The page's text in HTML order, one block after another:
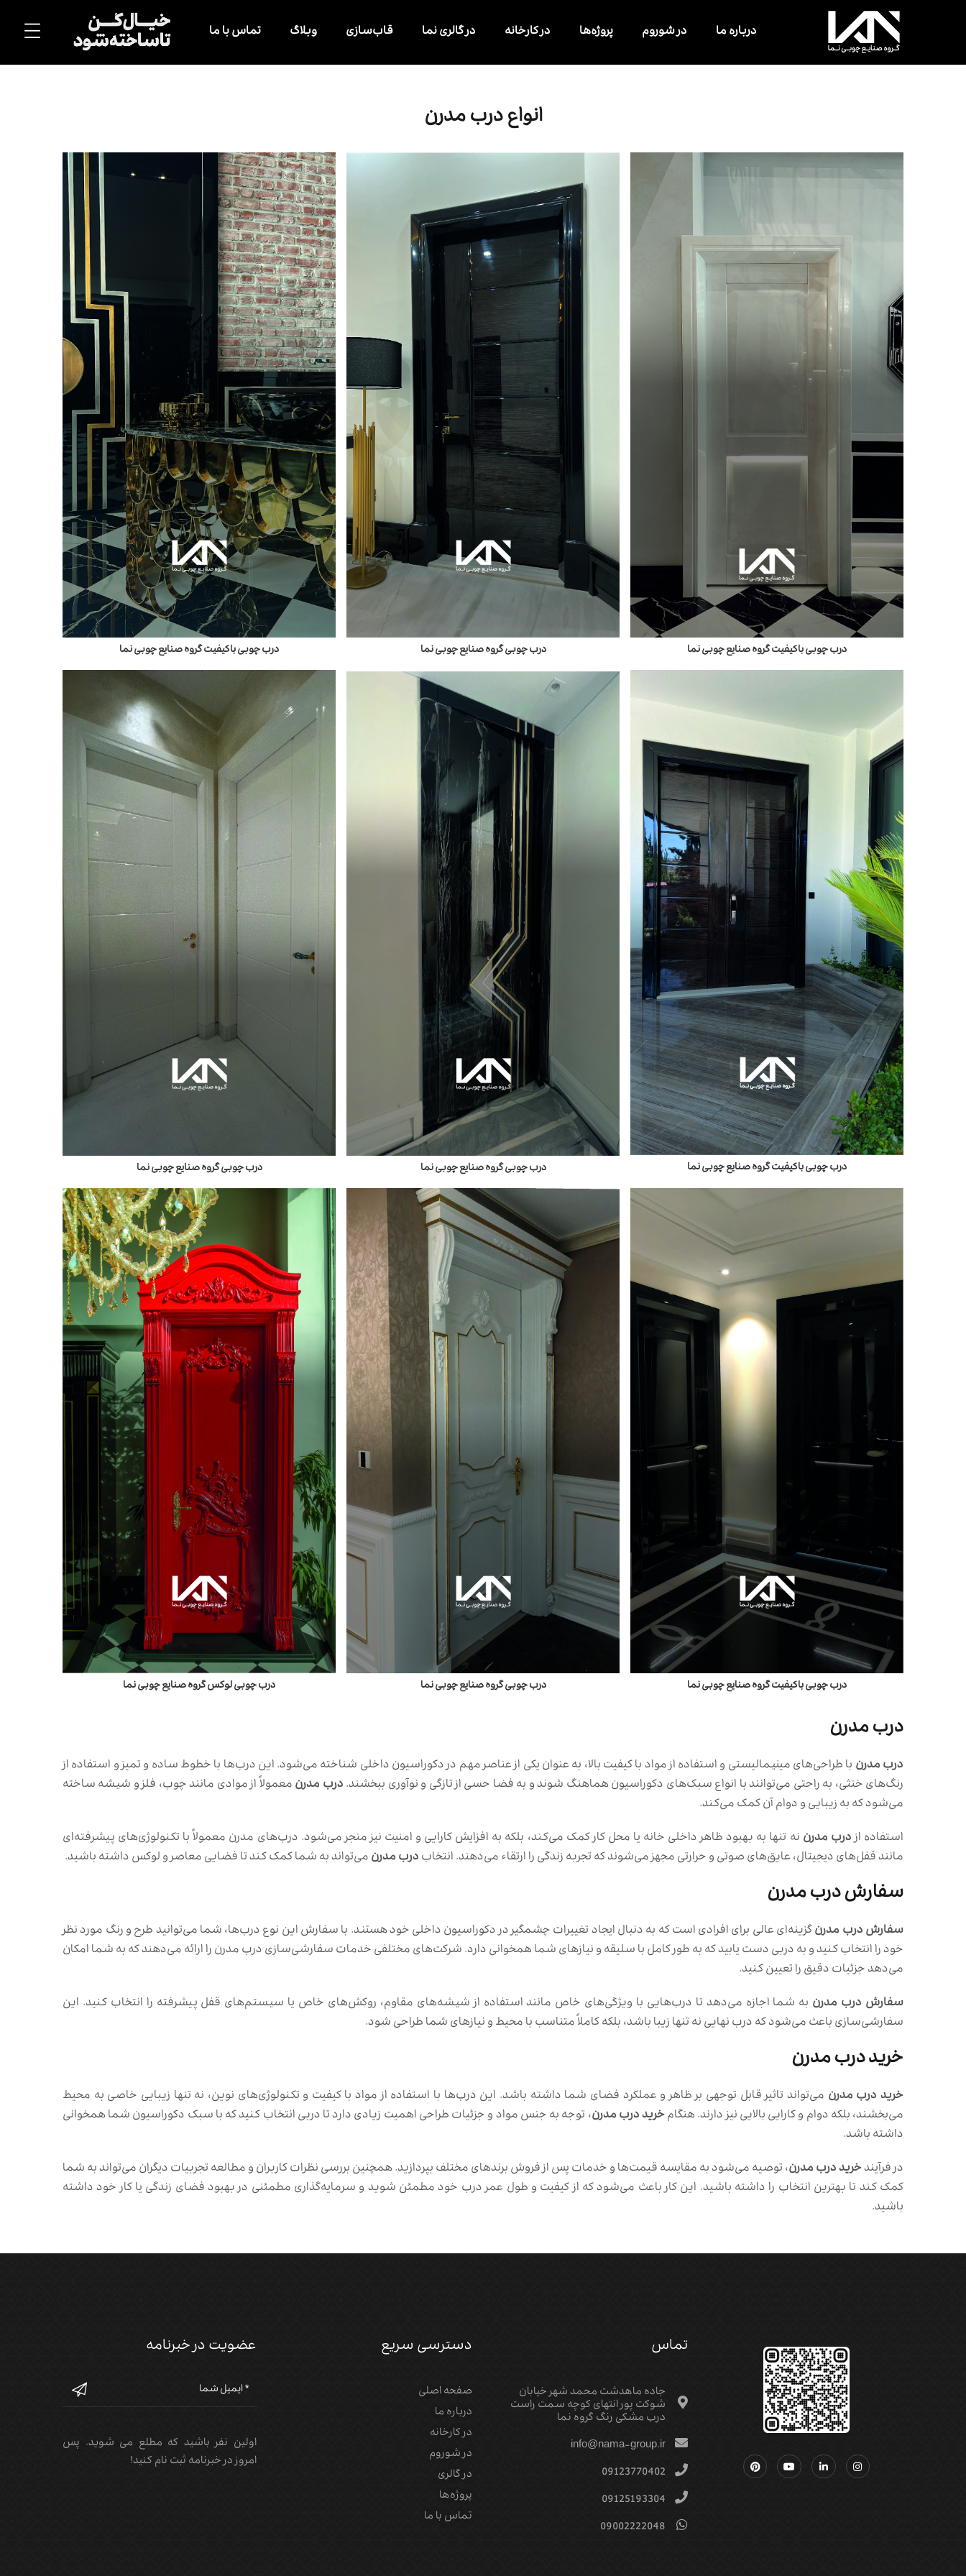
درباره ما در شوروم پروژه‌ها در کارخانه در گالری نما قاب‌سازی وبلاگ تماس با ما
انواع درب مدرن
درب چوبی باکیفیت گروه صنایع چوبی نما درب چوبی گروه صنایع چوبی نما درب چوبی باکیفیت گروه صنایع چوبی نما
درب چوبی باکیفیت گروه صنایع چوبی نما درب چوبی گروه صنایع چوبی نما درب چوبی گروه صنایع چوبی نما
درب چوبی باکیفیت گروه صنایع چوبی نما درب چوبی گروه صنایع چوبی نما درب چوبی لوکس گروه صنایع چوبی نما
درب مدرن
درب مدرن با طراحی‌های مینیمالیستی و استفاده از مواد با کیفیت بالا، به عنوان یکی از عناصر مهم در دکوراسیون داخلی شناخته می‌شود. این درب‌ها با خطوط ساده و تمیز و استفاده از
رنگ‌های خنثی، به راحتی می‌توانند با انواع سبک‌های دکوراسیون هماهنگ شوند و به فضا حسی از تازگی و نوآوری ببخشند.درب مدرنمعمولاً از موادی مانند چوب، فلز و شیشه ساخته
می‌شود که به زیبایی و دوام آن کمک می‌کند.
استفاده ازدرب مدرن نه تنها به بهبود ظاهر داخلی خانه یا محل کار کمک می‌کند، بلکه به افزایش کارایی و امنیت نیز منجر می‌شود. درب‌های مدرن معمولاً با تکنولوژی‌های پیشرفته‌ای
مانند قفل‌های دیجیتال، عایق‌های صوتی و حرارتی مجهز می‌شوند که تجربه زندگی را ارتقاء می‌دهند. انتخابدرب مدرنمی‌تواند به شما کمک کند تا فضایی معاصر و لوکس داشته باشید.
سفارش درب مدرن
سفارش درب مدرنگزینه‌ای عالی برای افرادی است که به دنبال ایجاد تغییرات چشمگیر در دکوراسیون داخلی خود هستند. با سفارش این نوع درب‌ها، شما می‌توانید طرح و رنگ مورد نظر
خود را انتخاب کنید و به دربی دست یابید که به طور کامل با سلیقه و نیازهای شما همخوانی دارد. شرکت‌های مختلفی خدمات سفارشی‌سازی درب مدرن را ارائه می‌دهند که به شما امکان
می‌دهد جزئیات دقیق را تعیین کنید.
سفارش درب مدرن به شما اجازه می‌دهد تا درب‌هایی با ویژگی‌های خاص مانند استفاده از شیشه‌های مقاوم، روکش‌های خاص یا سیستم‌های قفل پیشرفته را انتخاب کنید. این
سفارشی‌سازی باعث می‌شود که درب نهایی نه تنها زیبا باشد، بلکه کاملاً متناسب با محیط و نیازهای شما طراحی شود.
خرید درب مدرن
خرید درب مدرن می‌تواند تاثیر قابل توجهی بر ظاهر و عملکرد فضای شما داشته باشد. این درب‌ها با استفاده از مواد با کیفیت و تکنولوژی‌های نوین، نه تنها زیبایی خاصی به محیط
می‌بخشند، بلکه دوام و کارایی بالایی نیز دارند. هنگامخرید درب مدرن، توجه به جنس مواد و جزئیات طراحی اهمیت زیادی دارد تا دربی انتخاب کنید که با سبک دکوراسیون شما همخوانی
داشته باشد.
در فرآیندخرید درب مدرن، توصیه می‌شود به مقایسه قیمت‌ها و خدمات پس از فروش برندهای مختلف بپردازید. همچنین بررسی نظرات کاربران و مطالعه تجربیات دیگران می‌تواند به شما
کمک کند تا بهترین انتخاب را داشته باشید. این کار باعث می‌شود که از کیفیت و طول عمر درب خود مطمئن شوید و سرمایه‌گذاری مطمئنی در بهبود فضای زندگی یا کار خود داشته
باشید.
تماس
جاده ماهدشت محمد شهر خیابان
شوکت پور انتهای کوچه سمت راست
درب مشکی رنگ گروه نما
info@nama-group.ir
09123770402
09125193304
09002222048
دسترسی سریع
صفحه اصلی
درباره ما
در کارخانه
در شوروم
در گالری
پروژه‌‌ها
تماس با ما
عضویت در خبرنامه
اولین نفر باشید که مطلع می شوید. پس
امروز در خبرنامه ثبت نام کنید!